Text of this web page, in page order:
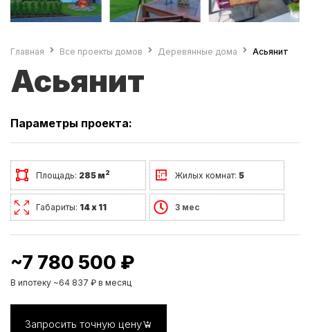
Главная Все проекты домов Деревянные дома Асьянит
Асьянит
Параметры проекта:
Площадь: 285 м2 Жилых комнат: 5
Габариты: 14 х 11 3 мес
~7 780 500 ₽
В ипотеку ~64 837 ₽ в месяц
Запросить точную цену